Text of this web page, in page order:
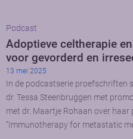
Podcast
Adoptieve celtherapie
voor gevorderd en
13 mei 2025
In de podcastserie proefschriften
dr. Tessa Steenbruggen met
met dr. Maartje Rohaan over
“Immunotherapy for metastatic